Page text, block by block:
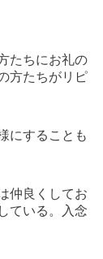
たちにお礼の
方たちがリピ
にすることも
仲良くしてお
ている。入念